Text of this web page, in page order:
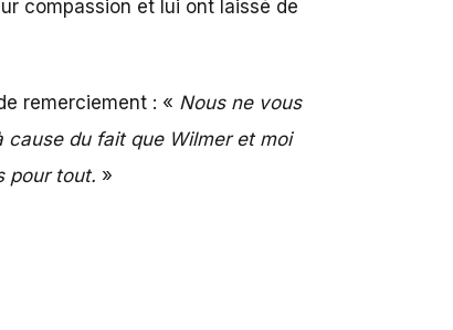
compassion et lui ont laissé de
remerciement : « Nous ne vous
cause du fait que Wilmer et moi
pour tout. »